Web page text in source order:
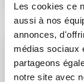
Les cookies ce
aussi à nos
annonces,
médias sociaux
partageons
notre site avec